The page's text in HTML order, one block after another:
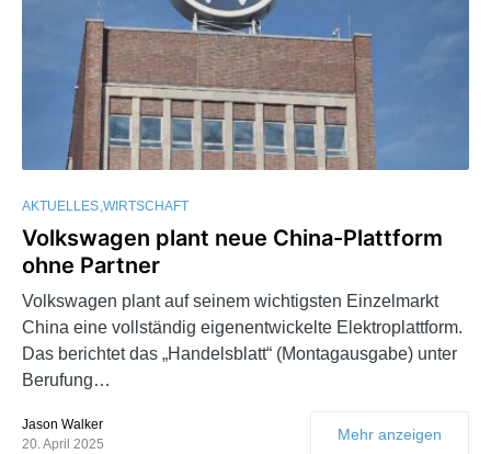
AKTUELLES WIRTSCHAFT
Volkswagen plant neue China-Plattform
ohne Partner
Volkswagen plant auf seinem wichtigsten Einzelmarkt
China eine vollständig eigenentwickelte Elektroplattform.
Das berichtet das „Handelsblatt“ (Montagausgabe) unter
Berufung…
Jason Walker
20. April 2025
Mehr anzeigen